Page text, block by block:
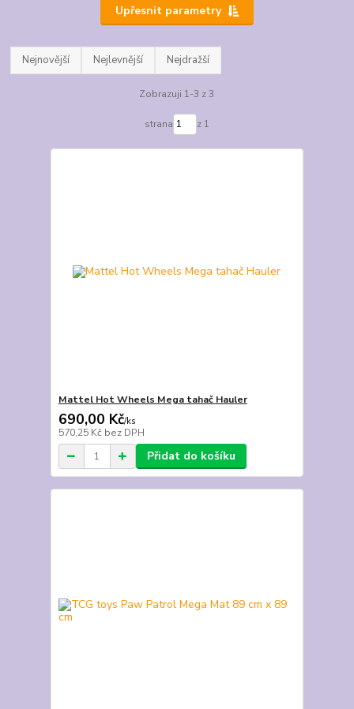
Upřesnit parametry
Nejnovější Nejlevnější Nejdražší
Zobrazuji 1-3 z 3
strana z 1
Mattel Hot Wheels Mega tahač Hauler
690,00 Kč/ks
570,25 Kč bez DPH
Přidat do košíku